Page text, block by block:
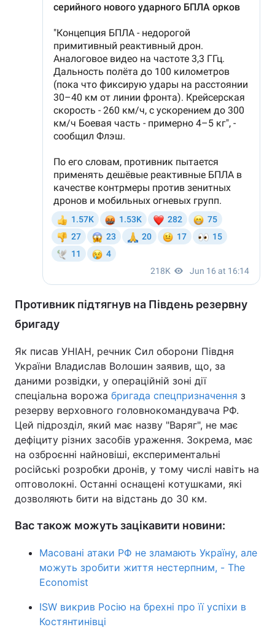
Противник підтягнув на Південь резервну
бригаду
Як писав УНІАН, речник Сил оборони Півдня
України Владислав Волошин заявив, що, за
даними розвідки, у операційній зоні дії
спеціальна ворожа бригада спецпризначення з
резерву верховного головнокомандувача РФ.
Цей підрозділ, який має назву "Варяг", не має
дефіциту різних засобів ураження. Зокрема, має
на озброєнні найновіші, експериментальні
російські розробки дронів, у тому числі навіть на
оптоволокні. Останні оснащені котушками, які
дозволяють бити на відстань до 30 км.
Вас також можуть зацікавити новини:
Масовані атаки РФ не зламають Україну, але
можуть зробити життя нестерпним, - The
Economist
ISW викрив Росію на брехні про її успіхи в
Костянтинівці